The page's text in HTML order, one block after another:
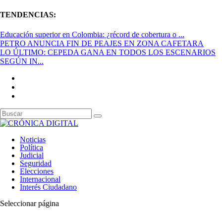
TENDENCIAS:
Educación superior en Colombia: ¿récord de cobertura o ...
PETRO ANUNCIA FIN DE PEAJES EN ZONA CAFETARA
LO ÚLTIMO: CEPEDA GANA EN TODOS LOS ESCENARIOS
SEGÚN IN...
Noticias
Política
Judicial
Seguridad
Elecciones
Internacional
Interés Ciudadano
Seleccionar página